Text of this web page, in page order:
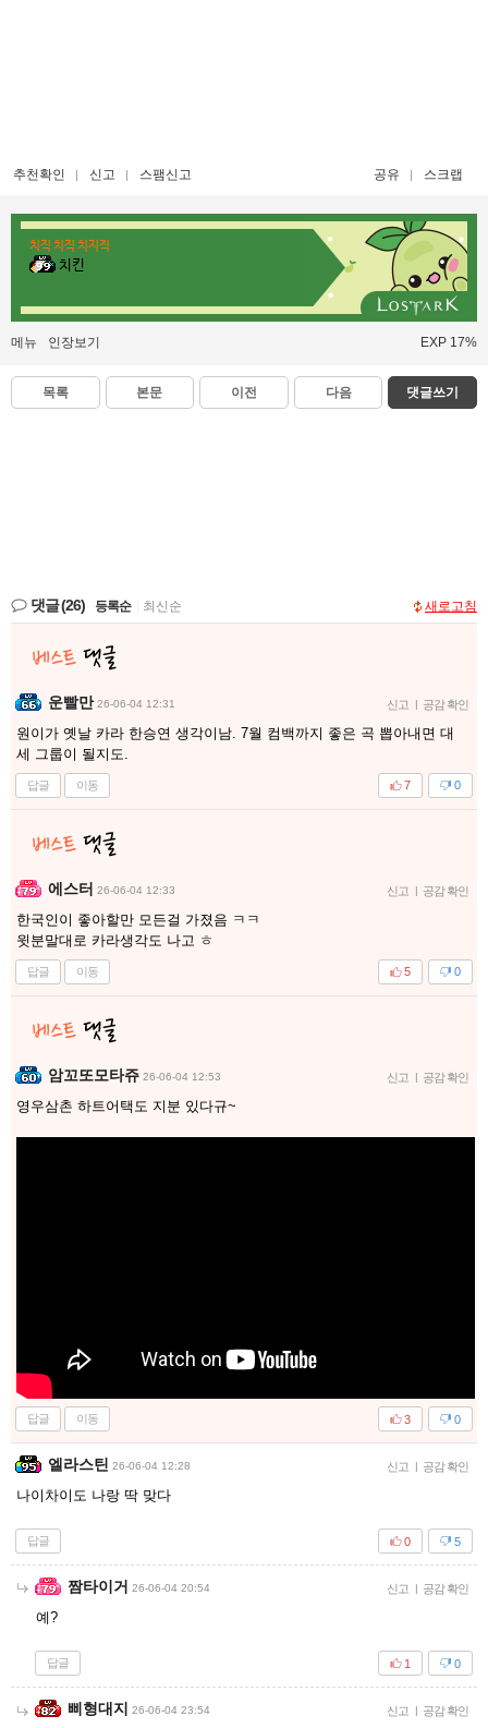
추천확인 신고 스팸신고 공유 스크랩
치직 치직 치지직
치킨
메뉴 인장보기 EXP 17%
목록 본문 이전 다음 댓글쓰기
댓글(26) 등록순 최신순 새로고침
운빨만 26-06-04 12:31 신고 | 공감 확인
원이가 옛날 카라 한승연 생각이남. 7월 컴백까지 좋은 곡 뽑아내면 대
세 그룹이 될지도.
답글 이동 0
7
에스터 26-06-04 12:33 신고 | 공감 확인
한국인이 좋아할만 모든걸 가졌음 ㅋㅋ
윗분말대로 카라생각도 나고 ㅎ
답글 이동 0
5
암꼬또모타쥬 26-06-04 12:53 신고 | 공감 확인
영우삼촌 하트어택도 지분 있다규~
답글 이동 0
3
엘라스틴 26-06-04 12:28 신고 공감 확인
나이차이도 나랑 딱 맞다
답글 5
0
짬타이거 26-06-04 20:54 신고 공감 확인
예?
답글 0
1
삐형대지 26-06-04 23:54 신고 공감 확인